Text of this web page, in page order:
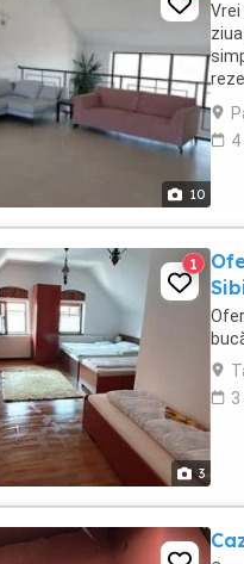
10
3
1